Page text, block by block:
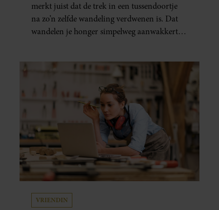
merkt juist dat de trek in een tussendoortje
na zo’n zelfde wandeling verdwenen is. Dat
wandelen je honger simpelweg aanwakkert,
VRIENDIN